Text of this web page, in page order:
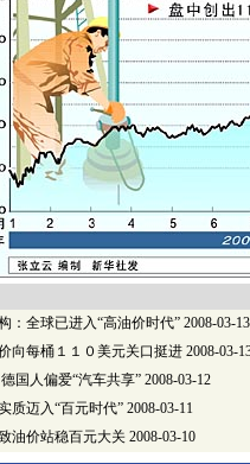
：全球已进入“高油价时代” 2008-03-13
向每桶１１０美元关口挺进 2008-03-
国人偏爱“汽车共享” 2008-03-12
质迈入“百元时代” 2008-03-11
油价站稳百元大关 2008-03-10